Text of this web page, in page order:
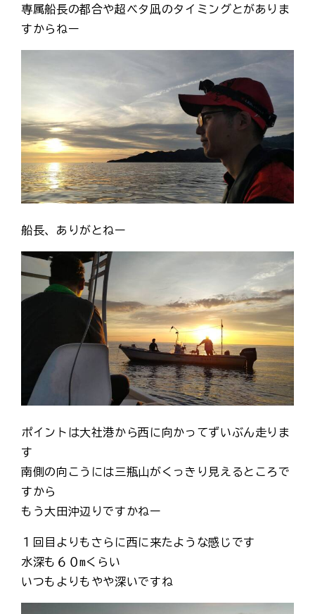
専属船長の都合や超ベタ凪のタイミングとがありま
すからねー
船長、ありがとねー
ポイントは大社港から西に向かってずいぶん走りま
す
南側の向こうには三瓶山がくっきり見えるところで
すから
もう大田沖辺りですかねー
１回目よりもさらに西に来たような感じです
水深も６０mくらい
いつもよりもやや深いですね